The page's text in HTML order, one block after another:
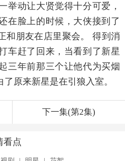
举动让大贤觉得十分可爱，
在脸上的时候，大侠接到了
和朋友在店里聚会。 得到消
车赶了回来，当看到了新星
三年前那三个让他代为买烟
原来新星是在引狼入室。
下一集(第2集)
看点